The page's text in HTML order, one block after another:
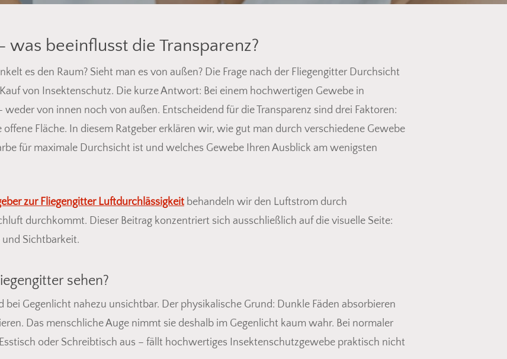
was beeinflusst die Transparenz?
es den Raum? Sieht man es von außen? Die Frage nach der Fliegengitter Durchsicht
von Insektenschutz. Die kurze Antwort: Bei einem hochwertigen Gewebe in
von innen noch von außen. Entscheidend für die Transparenz sind drei Faktoren:
Fläche. In diesem Ratgeber erklären wir, wie gut man durch verschiedene Gewebe
für maximale Durchsicht ist und welches Gewebe Ihren Ausblick am wenigsten
zur Fliegengitter Luftdurchlässigkeit behandeln wir den Luftstrom durch
durchkommt. Dieser Beitrag konzentriert sich ausschließlich auf die visuelle Seite:
Sichtbarkeit.
sehen?
Gegenlicht nahezu unsichtbar. Der physikalische Grund: Dunkle Fäden absorbieren
Das menschliche Auge nimmt sie deshalb im Gegenlicht kaum wahr. Bei normaler
oder Schreibtisch aus – fällt hochwertiges Insektenschutzgewebe praktisch nicht